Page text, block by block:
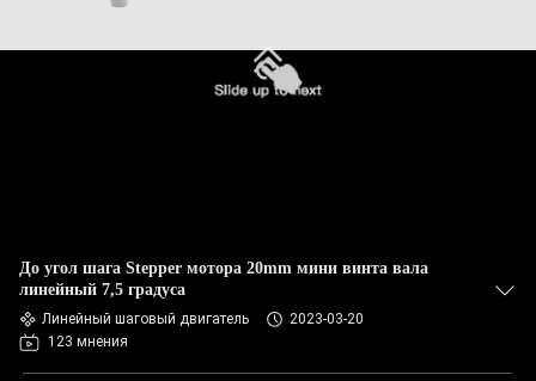
До угол шага Stepper мотора 20mm мини винта вала
линейный 7,5 градуса
Линейный шаговый двигатель
2023-03-20
123 мнения